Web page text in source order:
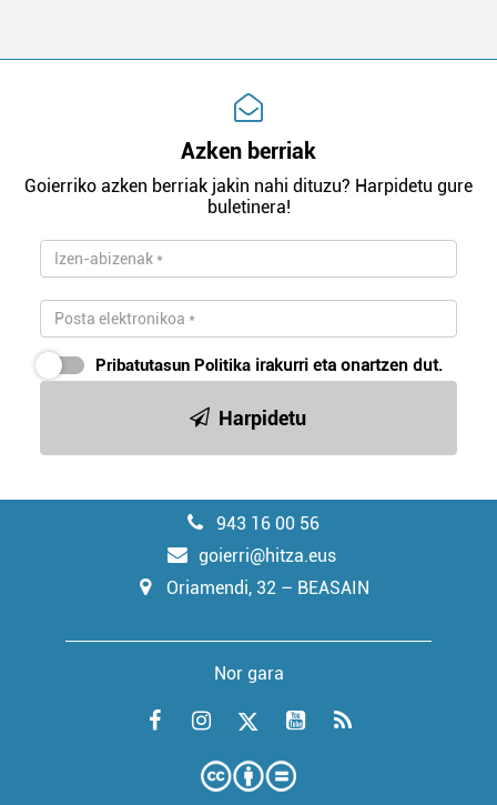
Azken berriak
Goierriko azken berriak jakin nahi dituzu? Harpidetu gure
buletinera!
Pribatutasun Politika irakurri eta onartzen dut.
Harpidetu
943 16 00 56
goierri@hitza.eus
Oriamendi, 32 – BEASAIN
Nor gara